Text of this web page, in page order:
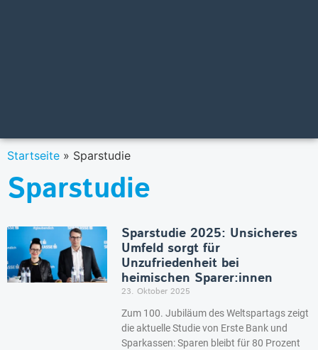
Startseite » Sparstudie
Sparstudie
Sparstudie 2025: Unsicheres
Umfeld sorgt für
Unzufriedenheit bei
heimischen Sparer:innen
23. Oktober 2025
Zum 100. Jubiläum des Weltspartags zeigt
die aktuelle Studie von Erste Bank und
Sparkassen: Sparen bleibt für 80 Prozent